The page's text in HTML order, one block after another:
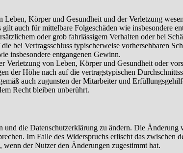
Körper und Gesundheit und der Verletzung
auch für mittelbare Folgeschäden wie insbesondere
oder grob fahrlässigem Verhalten oder bei
bei Vertragsschluss typischerweise vorhersehbaren
insbesondere entgangenen Gewinn.
Verletzung von Leben, Körper und Gesundheit oder
der Höhe nach auf die vertragstypischen
auch zugunsten der Mitarbeiter und
Recht bleiben unberührt.
und die Datenschutzerklärung zu ändern. Die
Im Falle des Widerspruchs erlischt das
der Nutzer den Änderungen zugestimmt hat.